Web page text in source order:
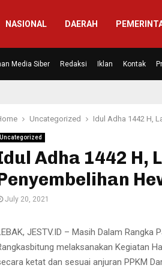
NASIONAL DAERAH
Media Siber Redaksi Iklan Kontak
Masrakat di Dua Desa
Uncategorized Idul Adha 1442 H,
Uncategorized
Adha 1442 H,
July 20, 2021
JESTV.ID – Masih Dalam
melaksanakan Kegiatan
ketat dan sesuai anjuran PPKM